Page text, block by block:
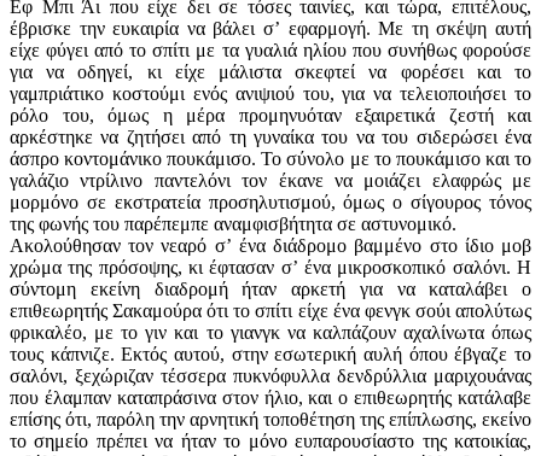
Εφ Μπι Άι που είχε δει σε τόσες ταινίες, και τώρα, επιτέλους,
έβρισκε την ευκαιρία να βάλει σʼ εφαρμογή. Με τη σκέψη αυτή
είχε φύγει από το σπίτι με τα γυαλιά ηλίου που συνήθως φορούσε
για να οδηγεί, κι είχε μάλιστα σκεφτεί να φορέσει και το
γαμπριάτικο κοστούμι ενός ανιψιού του, για να τελειοποιήσει το
ρόλο του, όμως η μέρα προμηνυόταν εξαιρετικά ζεστή και
αρκέστηκε να ζητήσει από τη γυναίκα του να του σιδερώσει ένα
άσπρο κοντομάνικο πουκάμισο. Το σύνολο με το πουκάμισο και το
γαλάζιο ντρίλινο παντελόνι τον έκανε να μοιάζει ελαφρώς με
μορμόνο σε εκστρατεία προσηλυτισμού, όμως ο σίγουρος τόνος
της φωνής του παρέπεμπε αναμφισβήτητα σε αστυνομικό.
Ακολούθησαν τον νεαρό σʼ ένα διάδρομο βαμμένο στο ίδιο μοβ
χρώμα της πρόσοψης, κι έφτασαν σʼ ένα μικροσκοπικό σαλόνι. Η
σύντομη εκείνη διαδρομή ήταν αρκετή για να καταλάβει ο
επιθεωρητής Σακαμούρα ότι το σπίτι είχε ένα φενγκ σούι απολύτως
φρικαλέο, με το γιν και το γιανγκ να καλπάζουν αχαλίνωτα όπως
τους κάπνιζε. Εκτός αυτού, στην εσωτερική αυλή όπου έβγαζε το
σαλόνι, ξεχώριζαν τέσσερα πυκνόφυλλα δενδρύλλια μαριχουάνας
που έλαμπαν καταπράσινα στον ήλιο, και ο επιθεωρητής κατάλαβε
επίσης ότι, παρόλη την αρνητική τοποθέτηση της επίπλωσης, εκείνο
το σημείο πρέπει να ήταν το μόνο ευπαρουσίαστο της κατοικίας,